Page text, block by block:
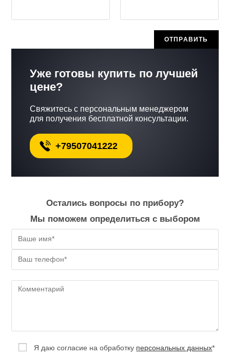
Уже готовы купить по лучшей
цене?
Свяжитесь с персональным менеджером
для получения бесплатной консультации.
+79507041222
Остались вопросы по прибору?
Мы поможем определиться с выбором
Я даю согласие на обработку персональных данных*